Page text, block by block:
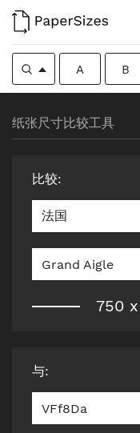
A B
纸张尺寸比较工具
比较:
法国
Grand Aigle
750 x
与:
VFf8Da